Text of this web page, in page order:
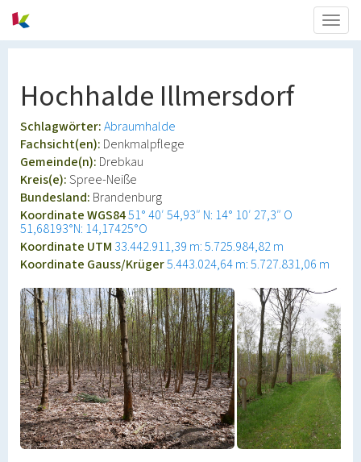
Hochhalde Illmersdorf
Schlagwörter:Abraumhalde
Fachsicht(en): Denkmalpflege
Gemeinde(n): Drebkau
Kreis(e):Spree-Neiße
Bundesland: Brandenburg
Koordinate WGS8451° 40′ 54,93″ N: 14° 10′ 27,3″ O
51,68193°N: 14,17425°O
Koordinate UTM 33.442.911,39 m: 5.725.984,82 m
Koordinate Gauss/Krüger5.443.024,64 m: 5.727.831,06 m